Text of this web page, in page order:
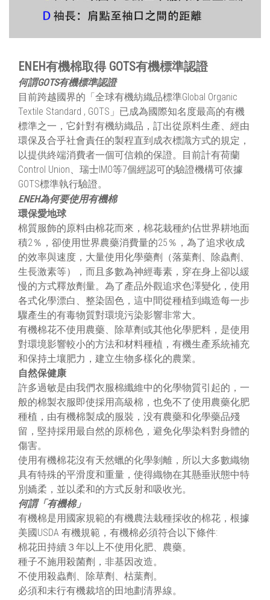
ENEH有機棉取得 GOTS有機標準認證
何謂GOTS有機標準認證
目前跨越國界的「全球有機紡織品標準Global Organic
Textile Standard , GOTS」已成為國際知名度最高的有機
標準之一，它針對有機紡織品，訂出從原料生產、經由
環保及合乎社會責任的製程直到成衣標識方式的規定，
以提供終端消費者一個可信賴的保證。目前計有荷蘭
Control Union、瑞士IMO等7個經認可的驗證機構可依據
GOTS標準執行驗證。
ENEH為何要使用有機棉
環保愛地球
棉質服飾的原料由棉花而來，棉花栽種約佔世界耕地面
積2％，卻使用世界農藥消費量的25％，為了追求收成
的效率與速度，大量使用化學藥劑（落葉劑、除蟲劑、
生長激素等），而且多數為神經毒素，穿在身上卻以緩
慢的方式釋放劑量。為了產品外觀追求色澤變化，使用
各式化學漂白、整染固色，這中間從種植到織造每一步
驟產生的有毒物質對環境污染影響非常大。
有機棉花不使用農藥、除草劑或其他化學肥料，是使用
對環境影響較小的方法和材料種植，有機生產系統補充
和保持土壤肥力，建立生物多樣化的農業。
自然保健康
許多過敏是由我們衣服棉纖維中的化學物質引起的，一
般的棉製衣服即使採用高級棉，也免不了使用農藥化肥
種植，由有機棉製成的服裝，没有農藥和化學藥品殘
留，堅持採用最自然的原棉色，避免化學染料對身體的
傷害。
使用有機棉花沒有天然蠟的化學剝離，所以大多數織物
具有特殊的平滑度和重量，使得織物在其懸垂狀態中特
別嬌柔，並以柔和的方式反射和吸收光。
何謂「有機棉」
有機棉是用國家規範的有機農法栽種採收的棉花，根據
美國USDA 有機規範，有機棉必須符合以下條件:
棉花田持續３年以上不使用化肥、農藥。
種子不施用殺菌劑，非基因改造。
不使用殺蟲劑、除草劑、枯葉劑。
必須和未行有機裁培的田地劃清界線。